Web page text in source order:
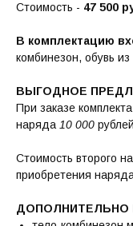
Стоимость - 47 500
В комплектацию
комбинезон, обувь
ВЫГОДНОЕ
При заказе
наряда10 000
Стоимость второго
приобретения
ДОПОЛНИТЕЛЬНО